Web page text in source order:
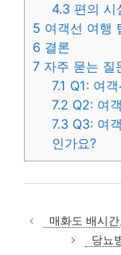
4.3 편의 시
5 여객선 여행
6 결론
7 자주 묻는 질
7.1 Q1: 여
7.2 Q2: 여
7.3 Q3: 여
인가요?
매화도 배시
당뇨